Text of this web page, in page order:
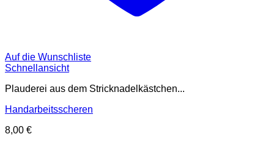
Auf die Wunschliste
Schnellansicht
Plauderei aus dem Stricknadelkästchen...
Handarbeitsscheren
8,00 €